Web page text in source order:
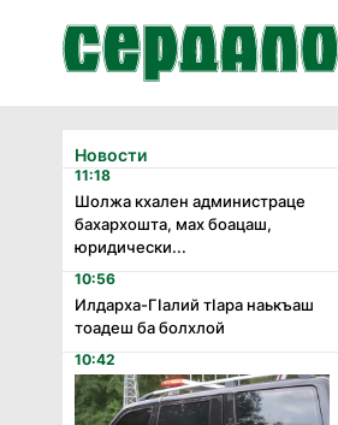
Новости
11:18
Шолжа кхален администраце
бахархошта, мах боацаш,
юридически...
10:56
Илдарха-Гӏалий тӏара наькъаш
тоадеш ба болхлой
10:42